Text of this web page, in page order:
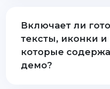
Включает ли
тексты, иконки и
которые
демо?